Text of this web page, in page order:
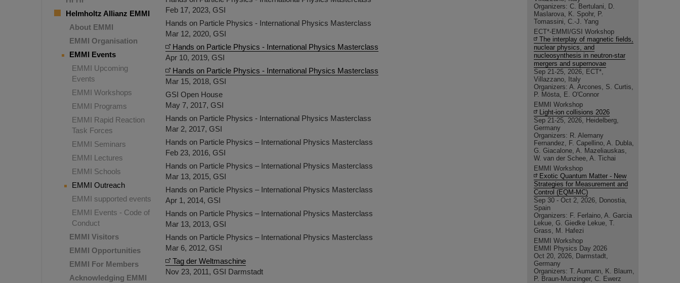
Helmholtz Allianz EMMI
About EMMI
EMMI Organisation
EMMI Events
EMMI Upcoming
Events
EMMI Workshops
EMMI Programs
EMMI Rapid Reaction
Task Forces
EMMI Seminars
EMMI Lectures
EMMI Schools
EMMI Outreach
EMMI supported events
EMMI Events - Code of
Conduct
EMMI Visitors
EMMI Opportunities
EMMI For Members
Acknowledging EMMI
Feb 17, 2023, GSI
Hands on Particle Physics - International Physics Masterclass
Mar 12, 2020, GSI
Hands on Particle Physics - International Physics Masterclass
Apr 10, 2019, GSI
Hands on Particle Physics - International Physics Masterclass
Mar 15, 2018, GSI
GSI Open House
May 7, 2017, GSI
Hands on Particle Physics - International Physics Masterclass
Mar 2, 2017, GSI
Hands on Particle Physics – International Physics Masterclass
Feb 23, 2016, GSI
Hands on Particle Physics – International Physics Masterclass
Mar 13, 2015, GSI
Hands on Particle Physics – International Physics Masterclass
Apr 1, 2014, GSI
Hands on Particle Physics – International Physics Masterclass
Mar 13, 2013, GSI
Hands on Particle Physics – International Physics Masterclass
Mar 6, 2012, GSI
Tag der Weltmaschine
Nov 23, 2011, GSI Darmstadt
Organizers: C. Bertulani, D.
Maslarova, K. Spohr, P.
Tomassini, C.-J. Yang
ECT*-EMMI/GSI Workshop
The interplay of magnetic fields,
nuclear physics, and
nucleosynthesis in neutron-star
mergers and supernovae
Sep 21-25, 2026, ECT*,
Villazzano, Italy
Organizers: A. Arcones, S. Curtis,
P. Mösta, E. O'Connor
EMMI Workshop
Light-ion collisions 2026
Sep 21-25, 2026, Heidelberg,
Germany
Organizers: R. Alemany
Fernandez, F. Capellino, A. Dubla,
G. Giacalone, A. Mazeliauskas,
W. van der Schee, A. Tichai
EMMI Workshop
Exotic Quantum Matter - New
Strategies for Measurement and
Control (EQM-MC)
Sep 30 - Oct 2, 2026, Donostia,
Spain
Organizers: F. Ferlaino, A. Garcia
Lekue, G. Giedke Lekue, T.
Grass, M. Hafezi
EMMI Workshop
EMMI Physics Day 2026
Oct 20, 2026, Darmstadt,
Germany
Organizers: T. Aumann, K. Blaum,
P. Braun-Munzinger, C. Ewerz